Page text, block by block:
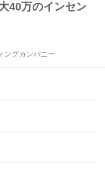
40万のインセン
ングカンパニー